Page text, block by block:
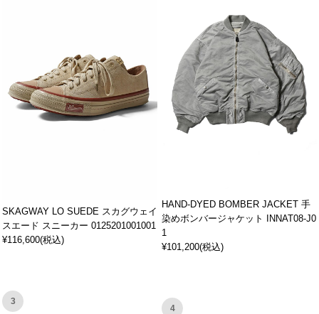
SKAGWAY LO SUEDE スカグウェイ
スエード スニーカー 0125201001001
¥116,600(税込)
HAND-DYED BOMBER JACKET 手
染めボンバージャケット INNAT08-J0
1
¥101,200(税込)
3
4